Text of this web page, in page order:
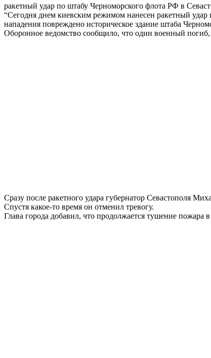
ракетный удар по штабу Черноморского флота РФ в
“Сегодня днем киевским режимом нанесен ракетный удар
нападения повреждено историческое здание штаба
Оборонное ведомство сообщило, что один военный погиб,
Сразу после ракетного удара губернатор Севастополя
Спустя какое-то время он отменил тревогу.
Глава города добавил, что продолжается тушение пожара